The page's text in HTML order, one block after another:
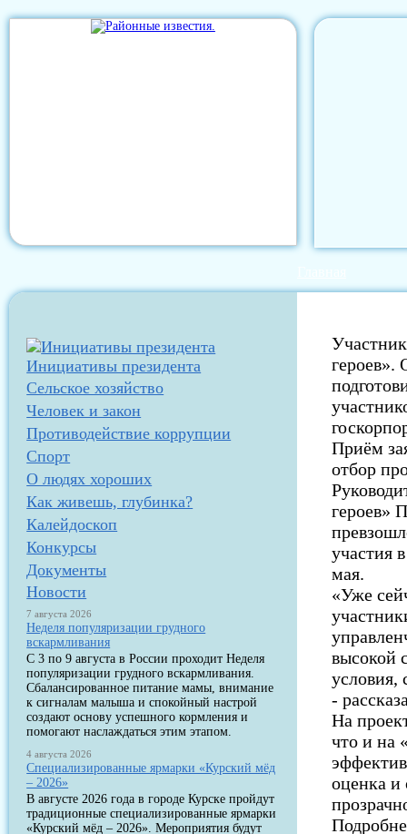
Инициативы президента
Сельское хозяйство
Человек и закон
Противодействие коррупции
Спорт
О людях хороших
Как живешь, глубинка?
Калейдоскоп
Конкурсы
Документы
Новости
7 августа 2026
Неделя популяризации грудного
вскармливания
С 3 по 9 августа в России проходит Неделя
популяризации грудного вскармливания.
Сбалансированное питание мамы, внимание
к сигналам малыша и спокойный настрой
создают основу успешного кормления и
помогают наслаждаться этим этапом.
4 августа 2026
Специализированные ярмарки «Курский мёд
– 2026»
В августе 2026 года в городе Курске пройдут
традиционные специализированные ярмарки
«Курский мёд – 2026». Мероприятия будут
героев».
Приём
отбор
героев»
участия
мая.
«Уже
высокой
условия,
-
На
что и на
оценка и